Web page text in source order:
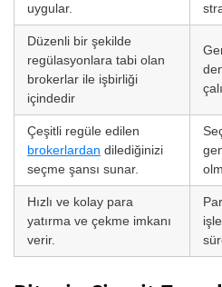
uygular.
Düzenli bir şekilde
regülasyonlara tabi olan
brokerlar ile işbirliği
içindedir
Çeşitli regüle edilen
brokerlardan dilediğinizi
seçme şansı sunar.
Hızlı ve kolay para
yatırma ve çekme imkanı
verir.